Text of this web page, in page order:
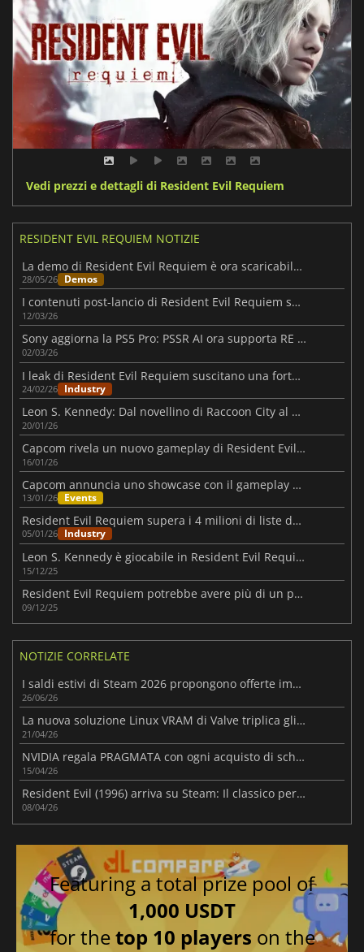
Vedi prezzi e dettagli di Resident Evil Requiem
RESIDENT EVIL REQUIEM NOTIZIE
La demo di Resident Evil Requiem è ora scaricabile gratis
28/05/26 Demos
I contenuti post-lancio di Resident Evil Requiem sono già in arrivo
12/03/26
Sony aggiorna la PS5 Pro: PSSR AI ora supporta RE Requiem
02/03/26
I leak di Resident Evil Requiem suscitano una forte reazione da parte di Kamiya
24/02/26 Industry
Leon S. Kennedy: Dal novellino di Raccoon City al Requiem finale
20/01/26
Capcom rivela un nuovo gameplay di Resident Evil Requiem allo showcase di gennaio
16/01/26
Capcom annuncia uno showcase con il gameplay di Resident Evil Requiem
13/01/26 Events
Resident Evil Requiem supera i 4 milioni di liste dei desideri su Steam
05/01/26 Industry
Leon S. Kennedy è giocabile in Resident Evil Requiem
15/12/25
Resident Evil Requiem potrebbe avere più di un protagonista
09/12/25
NOTIZIE CORRELATE
I saldi estivi di Steam 2026 propongono offerte imperdibili su migliaia di giochi
26/06/26
La nuova soluzione Linux VRAM di Valve triplica gli FPS per alcuni giochi AMD RX 6500 XT
21/04/26
NVIDIA regala PRAGMATA con ogni acquisto di schede della serie RTX 50 idonee.
15/04/26
Resident Evil (1996) arriva su Steam: Il classico per PC è ancora il re?
08/04/26
Featuring a total prize pool of
1,000 USDT
for thetop 10 players on the